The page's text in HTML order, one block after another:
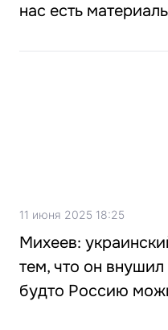
нас есть
11 июня 2025 18:25
Михеев:
тем, что он
будто Россию